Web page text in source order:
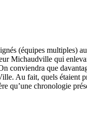
(équipes multiples)
Michaudville qui
conviendra que
Au fait, quels étaient
qu’une chronologie